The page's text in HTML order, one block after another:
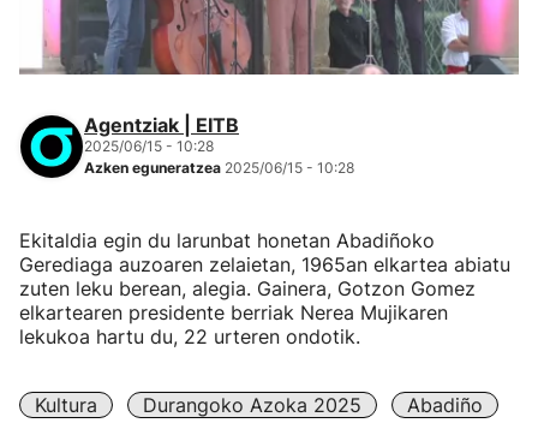
Agentziak | EITB
2025/06/15 - 10:28
Azken eguneratzea 2025/06/15 - 10:28
Ekitaldia egin du larunbat honetan Abadiñoko
Gerediaga auzoaren zelaietan, 1965an elkartea abiatu
zuten leku berean, alegia. Gainera, Gotzon Gomez
elkartearen presidente berriak Nerea Mujikaren
lekukoa hartu du, 22 urteren ondotik.
Kultura Durangoko Azoka 2025 Abadiño